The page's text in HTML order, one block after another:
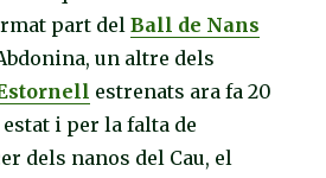
part delBall de Nans
un altre dels
estrenats ara fa 20
i per la falta de
dels nanos del Cau, el